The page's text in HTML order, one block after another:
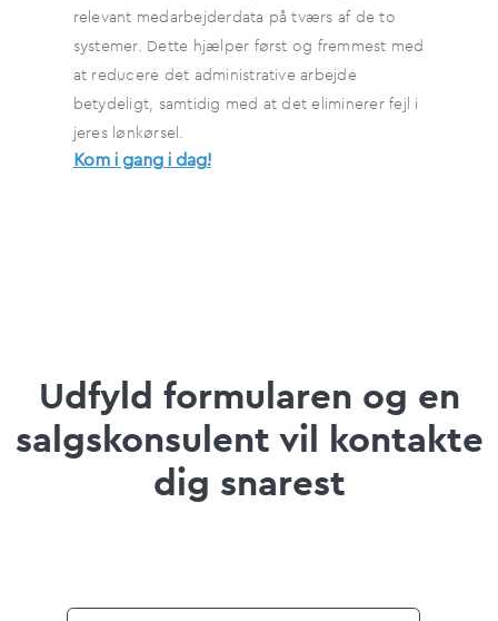
relevant medarbejderdata på tværs af de to
systemer. Dette hjælper først og fremmest med
at reducere det administrative arbejde
betydeligt, samtidig med at det eliminerer fejl i
jeres lønkørsel.
Kom i gang i dag!
Udfyld formularen og en
salgskonsulent vil kontakte
dig snarest